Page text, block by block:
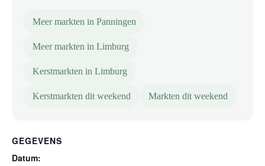
Meer markten in Panningen
Meer markten in Limburg
Kerstmarkten in Limburg
Kerstmarkten dit weekend Markten dit weekend
GEGEVENS
Datum: